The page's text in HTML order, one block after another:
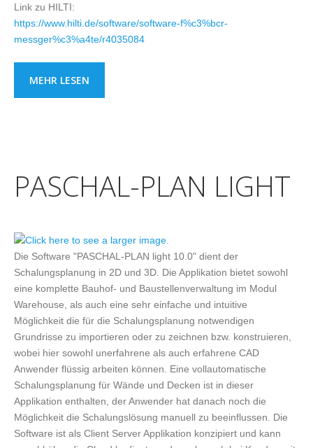
Link zu HILTI:
https://www.hilti.de/software/software-f%c3%bcr-
messger%c3%a4te/r4035084
MEHR LESEN
PASCHAL-PLAN LIGHT
Die Software "PASCHAL-PLAN light 10.0" dient der
Schalungsplanung in 2D und 3D. Die Applikation bietet sowohl
eine komplette Bauhof- und Baustellenverwaltung im Modul
Warehouse, als auch eine sehr einfache und intuitive
Möglichkeit die für die Schalungsplanung notwendigen
Grundrisse zu importieren oder zu zeichnen bzw. konstruieren,
wobei hier sowohl unerfahrene als auch erfahrene CAD
Anwender flüssig arbeiten können. Eine vollautomatische
Schalungsplanung für Wände und Decken ist in dieser
Applikation enthalten, der Anwender hat danach noch die
Möglichkeit die Schalungslösung manuell zu beeinflussen. Die
Software ist als Client Server Applikation konzipiert und kann